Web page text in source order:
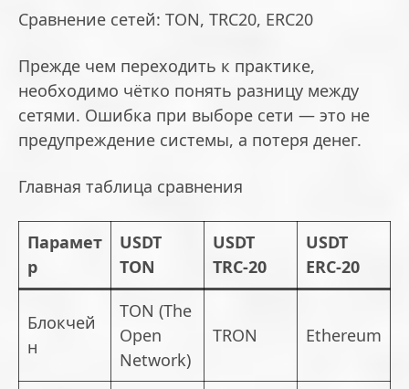
Сравнение сетей: TON, TRC20, ERC20
Прежде чем переходить к практике,
необходимо чётко понять разницу между
сетями. Ошибка при выборе сети — это не
предупреждение системы, а потеря денег.
Главная таблица сравнения
Парамет
р
USDT
TON
USDT
TRC-20
USDT
ERC-20
Блокчей
н
TON (The
Open
Network)
TRON Ethereum